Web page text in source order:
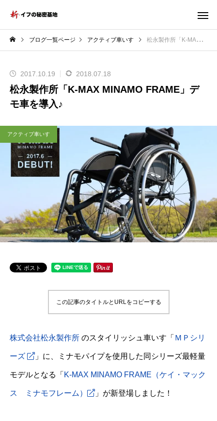
ブログ一覧ページ アクティブ車いす 松永製作所「K-MAX MINAMO FRAME」デモ車を導入♪
2017.10.19 2018.07.18
松永製作所「K-MAX MINAMO FRAME」デ
モ車を導入♪
アクティブ車いす
この記事のタイトルとURLをコピーする
株式会社松永製作所 のスタイリッシュ車いす「 ＭＰシリ
ーズ 」に、ミナモパイプを使用した同シリーズ最軽量
モデルとなる「 K-MAX MINAMO FRAME（ケイ・マック
ス ミナモフレーム） 」が新登場しました！